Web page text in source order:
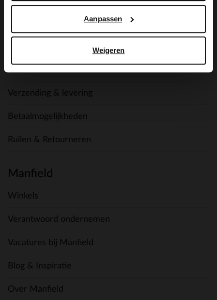
Aanpassen
Weigeren
Meer over My Manfield
Verzending & levering
Betaalmogelijkheden
Ruilen & Retourneren
Manfield
Winkels
Verantwoord ondernemen
Vacatures bij Manfield
Blog & Inspiratie
Over Manfield